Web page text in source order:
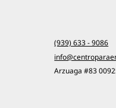
Arzuaga #83
(939) 633 - 9086